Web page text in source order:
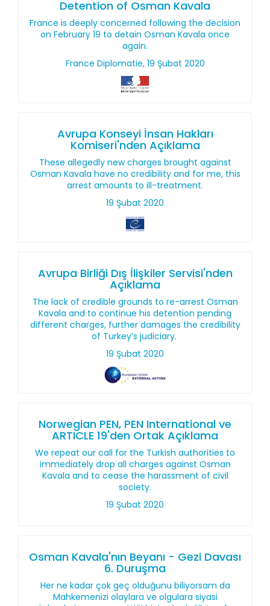
Detention of Osman Kavala
France is deeply concerned following the decision
on February 19 to detain Osman Kavala once
again.
France Diplomatie, 19 Şubat 2020
Avrupa Konseyi İnsan Hakları
Komiseri'nden Açıklama
These allegedly new charges brought against
Osman Kavala have no credibility and for me, this
arrest amounts to ill-treatment.
19 Şubat 2020
Avrupa Birliği Dış İlişkiler Servisi'nden
Açıklama
The lack of credible grounds to re-arrest Osman
Kavala and to continue his detention pending
different charges, further damages the credibility
of Turkey’s judiciary.
19 Şubat 2020
Norwegian PEN, PEN International ve
ARTICLE 19'den Ortak Açıklama
We repeat our call for the Turkish authorities to
immediately drop all charges against Osman
Kavala and to cease the harassment of civil
society.
19 Şubat 2020
Osman Kavala'nın Beyanı - Gezi Davası
6. Duruşma
Her ne kadar çok geç olduğunu biliyorsam da
Mahkemenizi olaylara ve olgulara siyasi